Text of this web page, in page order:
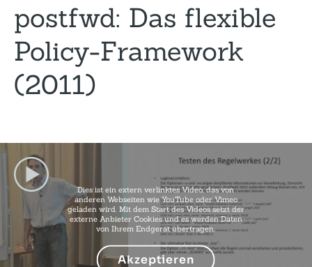
postfwd: Das flexible
Policy-Framework
(2011)
Dies ist ein extern verlinktes Video, das von
anderen Webseiten wie YouTube oder Vimeo
geladen wird. Mit dem Start des Videos setzt der
externe Anbieter Cookies und es werden Daten
von Ihrem Endgerät übertragen.
Akzeptieren